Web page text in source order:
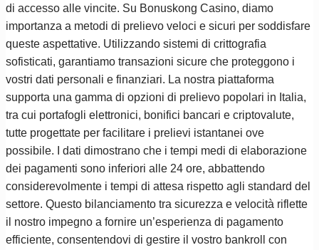
di accesso alle vincite. Su Bonuskong Casino, diamo
importanza a metodi di prelievo veloci e sicuri per soddisfare
queste aspettative. Utilizzando sistemi di crittografia
sofisticati, garantiamo transazioni sicure che proteggono i
vostri dati personali e finanziari. La nostra piattaforma
supporta una gamma di opzioni di prelievo popolari in Italia,
tra cui portafogli elettronici, bonifici bancari e criptovalute,
tutte progettate per facilitare i prelievi istantanei ove
possibile. I dati dimostrano che i tempi medi di elaborazione
dei pagamenti sono inferiori alle 24 ore, abbattendo
considerevolmente i tempi di attesa rispetto agli standard del
settore. Questo bilanciamento tra sicurezza e velocità riflette
il nostro impegno a fornire un’esperienza di pagamento
efficiente, consentendovi di gestire il vostro bankroll con